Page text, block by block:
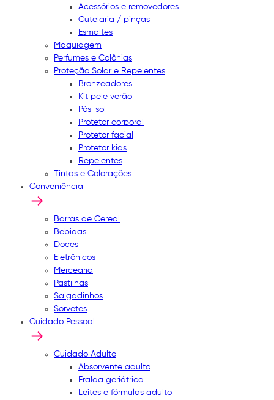
Acessórios e removedores
Cutelaria / pinças
Esmaltes
Maquiagem
Perfumes e Colônias
Proteção Solar e Repelentes
Bronzeadores
Kit pele verão
Pós-sol
Protetor corporal
Protetor facial
Protetor kids
Repelentes
Tintas e Colorações
Conveniência
Barras de Cereal
Bebidas
Doces
Eletrônicos
Mercearia
Pastilhas
Salgadinhos
Sorvetes
Cuidado Pessoal
Cuidado Adulto
Absorvente adulto
Fralda geriátrica
Leites e fórmulas adulto